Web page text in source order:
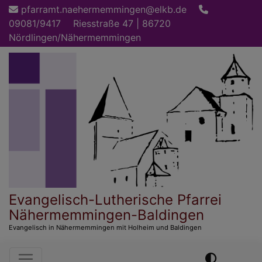
Direkt
zum
Inhalt
pfarramt.naehermemmingen@elkb.de
09081/9417
Riesstraße 47 | 86720
Nördlingen/Nähermemmingen
Evangelisch-Lutherische Pfarrei
Nähermemmingen-Baldingen
Evangelisch in Nähermemmingen mit Holheim und Baldingen